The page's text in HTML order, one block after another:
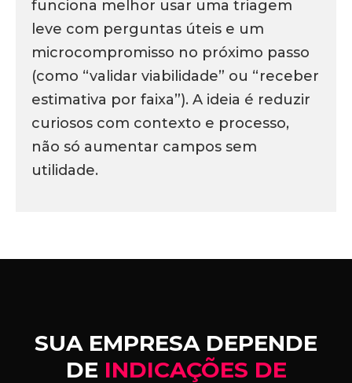
funciona melhor usar uma triagem
leve com perguntas úteis e um
microcompromisso no próximo passo
(como “validar viabilidade” ou “receber
estimativa por faixa”). A ideia é reduzir
curiosos com contexto e processo,
não só aumentar campos sem
utilidade.
SUA EMPRESA DEPENDE
DE INDICAÇÕES DE